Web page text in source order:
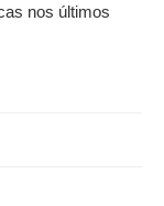
nos últimos